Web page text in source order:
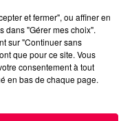
2 min 23 sec
et fermer", ou affiner en
dans "Gérer mes choix".
sur "Continuer sans
que pour ce site. Vous
consentement à tout
en bas de chaque page.